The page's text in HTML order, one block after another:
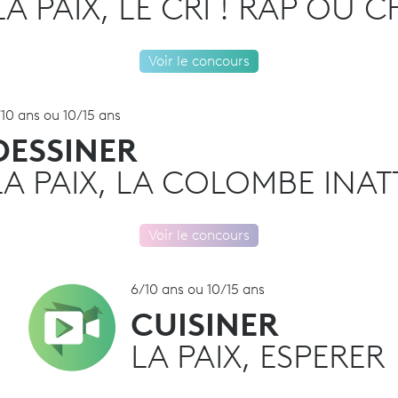
PAIX, LE CRI ! RAP OU
Voir le concours
ans ou 10/15 ans
PAIX, LA COLOMBE
Voir le concours
6/10 ans ou 10/15 ans
CUISINER
LA PAIX, ESPERER